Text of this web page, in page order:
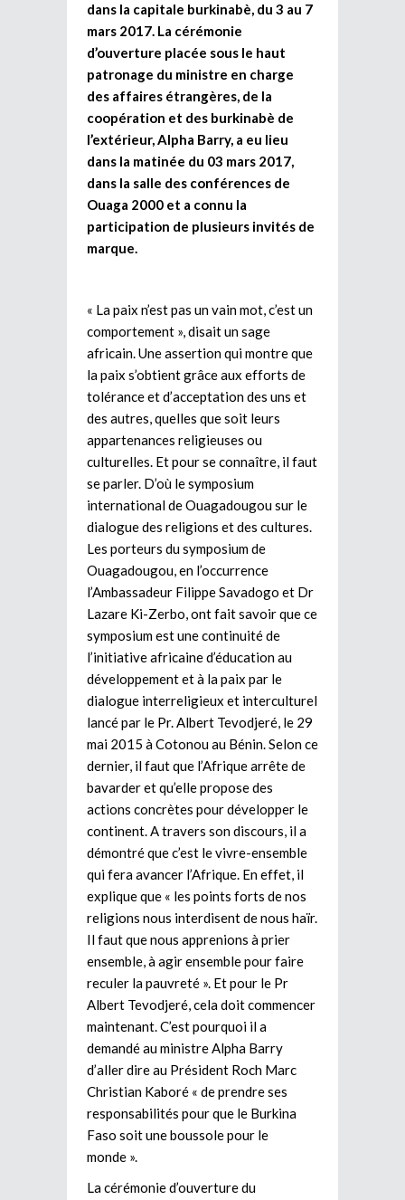
dans la capitale burkinabè, du 3 au 7
mars 2017. La cérémonie
d’ouverture placée sous le haut
patronage du ministre en charge
des affaires étrangères, de la
coopération et des burkinabè de
l’extérieur, Alpha Barry, a eu lieu
dans la matinée du 03 mars 2017,
dans la salle des conférences de
Ouaga 2000 et a connu la
participation de plusieurs invités de
marque.
« La paix n’est pas un vain mot, c’est un
comportement », disait un sage
africain. Une assertion qui montre que
la paix s’obtient grâce aux efforts de
tolérance et d’acceptation des uns et
des autres, quelles que soit leurs
appartenances religieuses ou
culturelles. Et pour se connaître, il faut
se parler. D’où le symposium
international de Ouagadougou sur le
dialogue des religions et des cultures.
Les porteurs du symposium de
Ouagadougou, en l’occurrence
l’Ambassadeur Filippe Savadogo et Dr
Lazare Ki-Zerbo, ont fait savoir que ce
symposium est une continuité de
l’initiative africaine d’éducation au
développement et à la paix par le
dialogue interreligieux et interculturel
lancé par le Pr. Albert Tevodjeré, le 29
mai 2015 à Cotonou au Bénin. Selon ce
dernier, il faut que l’Afrique arrête de
bavarder et qu’elle propose des
actions concrètes pour développer le
continent. A travers son discours, il a
démontré que c’est le vivre-ensemble
qui fera avancer l’Afrique. En effet, il
explique que « les points forts de nos
religions nous interdisent de nous haïr.
Il faut que nous apprenions à prier
ensemble, à agir ensemble pour faire
reculer la pauvreté ». Et pour le Pr
Albert Tevodjeré, cela doit commencer
maintenant. C’est pourquoi il a
demandé au ministre Alpha Barry
d’aller dire au Président Roch Marc
Christian Kaboré « de prendre ses
responsabilités pour que le Burkina
Faso soit une boussole pour le
monde ».
La cérémonie d’ouverture du